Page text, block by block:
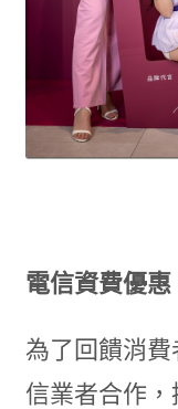
電信資費優
為了回饋消
信業者合作